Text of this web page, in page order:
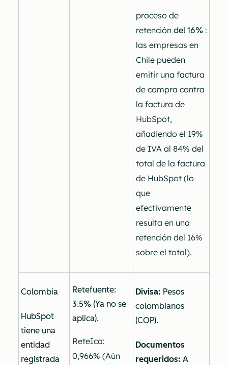
proceso de
retención del 16% :
las empresas en
Chile pueden
emitir una factura
de compra contra
la factura de
HubSpot,
añadiendo el 19%
de IVA al 84% del
total de la factura
de HubSpot (lo
que
efectivamente
resulta en una
retención del 16%
sobre el total).
Colombia
HubSpot
tiene una
entidad
registrada
Retefuente:
3.5% (Ya no se
aplica).
ReteIca:
0,966% (Aún
Divisa: Pesos
colombianos
(COP).
Documentos
requeridos: A